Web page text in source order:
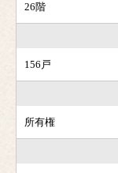
26階
156戸
所有権